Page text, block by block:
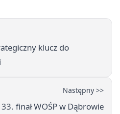
klucz do
Następny >>
finał WOŚP w Dąbrowie